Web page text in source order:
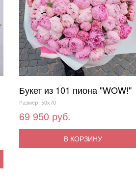
Букет из 101 пиона "WOW!"
Размер: 50x70
69 950 руб.
В КОРЗИНУ